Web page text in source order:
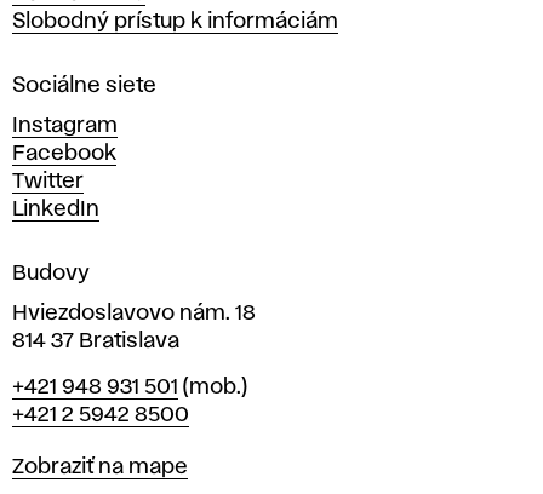
a
r
ý
c
h
u
m
e
í
v
r
a
i
Slobodný prístup k informáciám
Sociálne siete
Instagram
Facebook
Twitter
LinkedIn
Budovy
Hviezdoslavovo nám. 18
814 37 Bratislava
Telefón
+421 948 931 501 (mob.)
+421 2 5942 8500
Mapa
Zobraziť na mape